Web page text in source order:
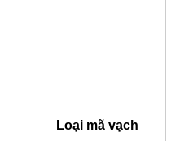
Loại mã vạch